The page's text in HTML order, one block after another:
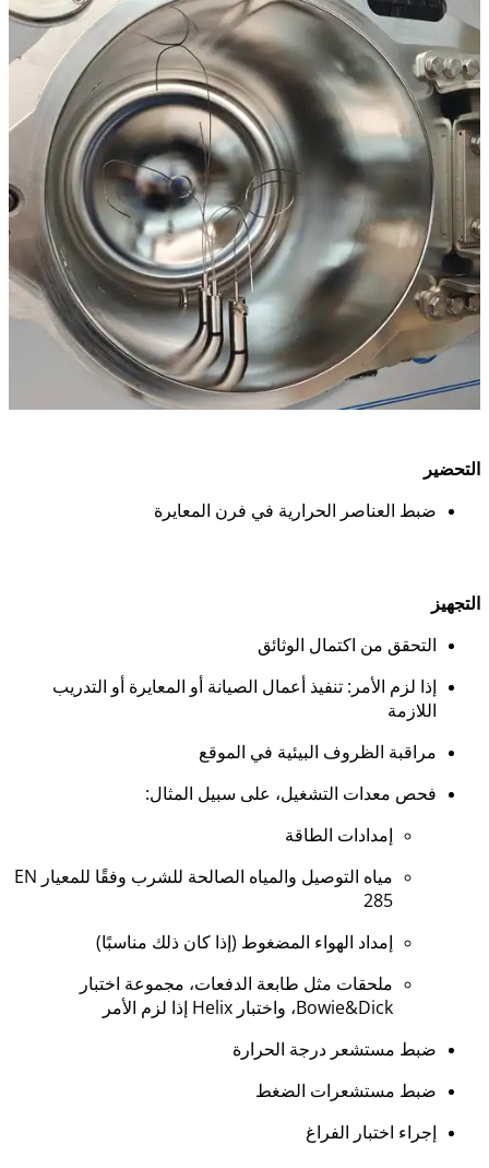
التحضير
ضبط العناصر الحرارية في فرن المعايرة
التجهيز
التحقق من اكتمال الوثائق
إذا لزم الأمر: تنفيذ أعمال الصيانة أو المعايرة أو التدريب
اللازمة
مراقبة الظروف البيئية في الموقع
فحص معدات التشغيل، على سبيل المثال:
إمدادات الطاقة
مياه التوصيل والمياه الصالحة للشرب وفقًا للمعيار EN
285
إمداد الهواء المضغوط (إذا كان ذلك مناسبًا)
ملحقات مثل طابعة الدفعات، مجموعة اختبار
Bowie&Dick، واختبار Helix إذا لزم الأمر
ضبط مستشعر درجة الحرارة
ضبط مستشعرات الضغط
إجراء اختبار الفراغ